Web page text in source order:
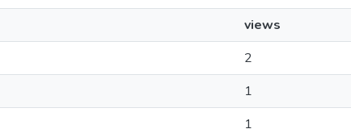
views
2
1
1